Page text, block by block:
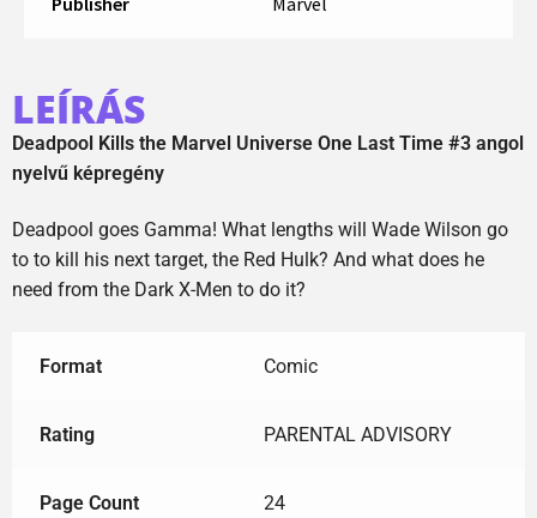
LEÍRÁS
Deadpool Kills the Marvel Universe One Last Time #3 angol
nyelvű képregény
Deadpool goes Gamma! What lengths will Wade Wilson go
to to kill his next target, the Red Hulk? And what does he
need from the Dark X-Men to do it?
Format Comic
Rating PARENTAL ADVISORY
Page Count 24